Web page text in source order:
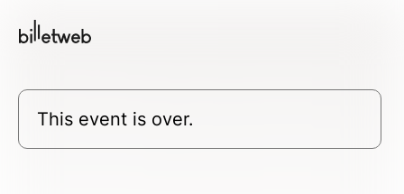
This event is over.